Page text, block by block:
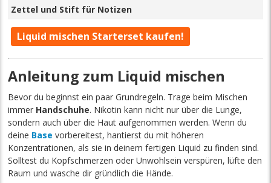
Zettel und Stift für Notizen
Liquid mischen Starterset kaufen!
Anleitung zum Liquid mischen
Bevor du beginnst ein paar Grundregeln. Trage beim Mischen
immer Handschuhe. Nikotin kann nicht nur über die Lunge,
sondern auch über die Haut aufgenommen werden. Wenn du
deine Base vorbereitest, hantierst du mit höheren
Konzentrationen, als sie in deinem fertigen Liquid zu finden sind.
Solltest du Kopfschmerzen oder Unwohlsein verspüren, lüfte den
Raum und wasche dir gründlich die Hände.